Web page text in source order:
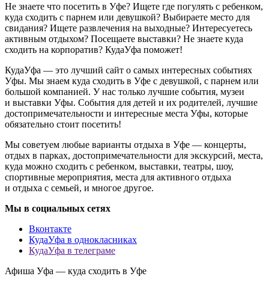
Не знаете что посетить в Уфе? Ищете где погулять с ребенком,
куда сходить с парнем или девушкой? Выбираете место для
свидания? Ищете развлечения на выходные? Интересуетесь
активным отдыхом? Посещаете выставки? Не знаете куда
сходить на корпоратив? КудаУфа поможет!
КудаУфа — это лучший сайт о самых интересных событиях
Уфы. Мы знаем куда сходить в Уфе с девушкой, с парнем или
большой компанией. У нас только лучшие события, музеи
и выставки Уфы. События для детей и их родителей, лучшие
достопримечательности и интересные места Уфы, которые
обязательно стоит посетить!
Мы советуем любые варианты отдыха в Уфе — концерты,
отдых в парках, достопримечательности для экскурсий, места,
куда можно сходить с ребенком, выставки, театры, шоу,
спортивные мероприятия, места для активного отдыха
и отдыха с семьей, и многое другое.
Мы в социальных сетях
Вконтакте
КудаУфа в однокласниках
КудаУфа в телеграме
Афиша Уфа — куда сходить в Уфе